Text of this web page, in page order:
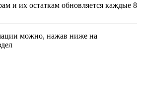
и их остаткам обновляется каждые 8
можно, нажав ниже на